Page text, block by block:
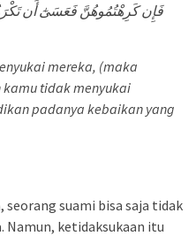
فَإِن كَرِهْتُمُوهُنَّ فَعَسَىٰٓ أَن
mereka, (maka
tidak menyukai
padanya kebaikan yang
suami bisa saja tidak
Namun, ketidaksukaan itu